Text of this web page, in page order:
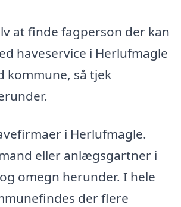
at finde fagperson der kan
haveservice i Herlufmagle
kommune, så tjek
i Herlufmagle.
eller anlægsgartner i
omegn herunder. I hele
der flere